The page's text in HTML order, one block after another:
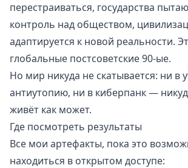
перестраиваться, государства
контроль над обществом,
адаптируется к новой реальности.
глобальные постсоветские 90-ые.
Но мир никуда не скатывается: ни в
антиутопию, ни в киберпанк —
живёт как может.
Где посмотреть результаты
Все мои артефакты, пока это
находиться в открытом доступе: